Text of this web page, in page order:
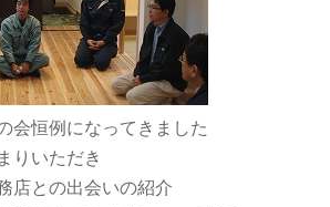
会恒例になってきました
りいただき
店との出会いの紹介